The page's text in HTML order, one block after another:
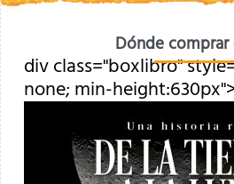
Dónde comprar
div class="boxlibro"
none; min-